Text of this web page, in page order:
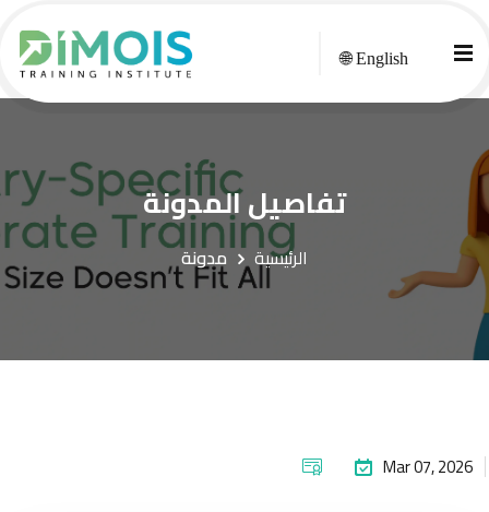
🌐 English
تفاصيل المدونة
الرئيسية مدونة
Mar 07, 2026